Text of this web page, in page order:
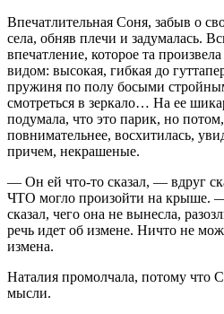
Впечатлительная Соня, забыв о
села, обняв плечи и задумалась.
впечатление, которое та
видом: высокая, гибкая до
пружиня по полу босыми
смотреться в зеркало… На ее
подумала, что это парик, но
повнимательнее, восхитилась,
причем, некрашеные.
— Он ей что-то сказал, — вдруг
ЧТО могло произойти на крыше.
сказал, чего она не вынесла,
речь идет об измене. Ничто не
измена.
Наталия промолчала, потому что
мысли.